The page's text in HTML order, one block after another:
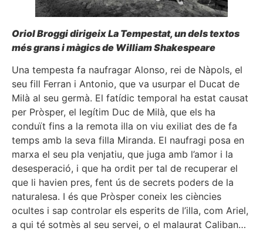
Oriol Broggi dirigeix La Tempestat, un dels textos
més grans i màgics de William Shakespeare
Una tempesta fa naufragar Alonso, rei de Nàpols, el
seu fill Ferran i Antonio, que va usurpar el Ducat de
Milà al seu germà. El fatídic temporal ha estat causat
per Pròsper, el legítim Duc de Milà, que els ha
conduït fins a la remota illa on viu exiliat des de fa
temps amb la seva filla Miranda. El naufragi posa en
marxa el seu pla venjatiu, que juga amb l’amor i la
desesperació, i que ha ordit per tal de recuperar el
que li havien pres, fent ús de secrets poders de la
naturalesa. I és que Pròsper coneix les ciències
ocultes i sap controlar els esperits de l’illa, com Ariel,
a qui té sotmès al seu servei, o el malaurat Caliban…